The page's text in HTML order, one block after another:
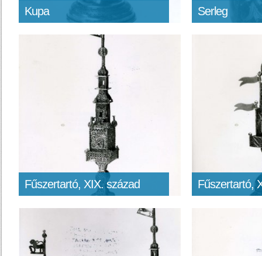
Kupa Serleg
Fűszertartó, XIX. század Fűszertartó,